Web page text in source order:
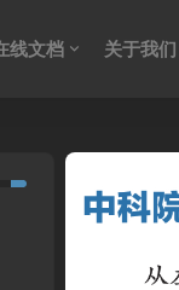
线文档 关于我们